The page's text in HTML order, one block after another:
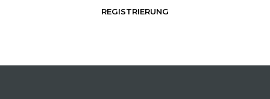
REGISTRIERUNG